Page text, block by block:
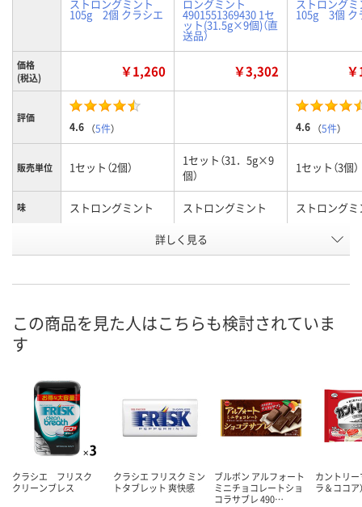
ストロングミント
105g 2個 クラシエ
ロングミント
4901551369430 1セ
ット(31.5g×9個)（直
送品）
ストロングミ
105g 3個 ク
価格
(税込)
￥1,260 ￥3,302
評価
4.6 （5件） 4.6 （5件）
販売単位 1セット（2個）
1セット（31．5g×9
個）
1セット（3個）
味 ストロングミント ストロングミント ストロングミ
UK18195 U900008
9月2日（水）まで
カ
詳しく見る
この商品を見た人はこちらも検討されていま
す
クラシエ フリスク
クリーンブレス
クラシエ フリスク ミン
トタブレット 爽快感
ブルボン アルフォート
ミニチョコレートショ
コラサブレ 490…
カントリー
ラ＆ココア